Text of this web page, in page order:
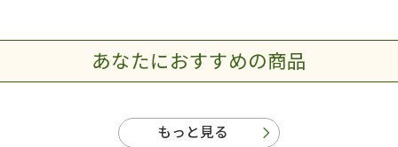
あなたにおすすめの商品
もっと見る